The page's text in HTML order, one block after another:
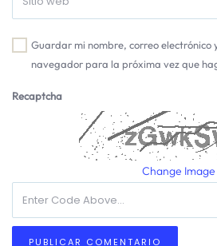
Guardar mi nombre, correo electrónico
navegador para la próxima vez que
Recaptcha
Change Image